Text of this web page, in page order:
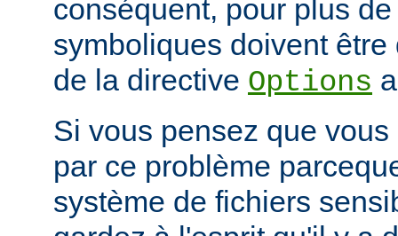
conséquent, pour plus
symboliques doivent
de la directive Options
Si vous pensez que
par ce problème
système de fichiers